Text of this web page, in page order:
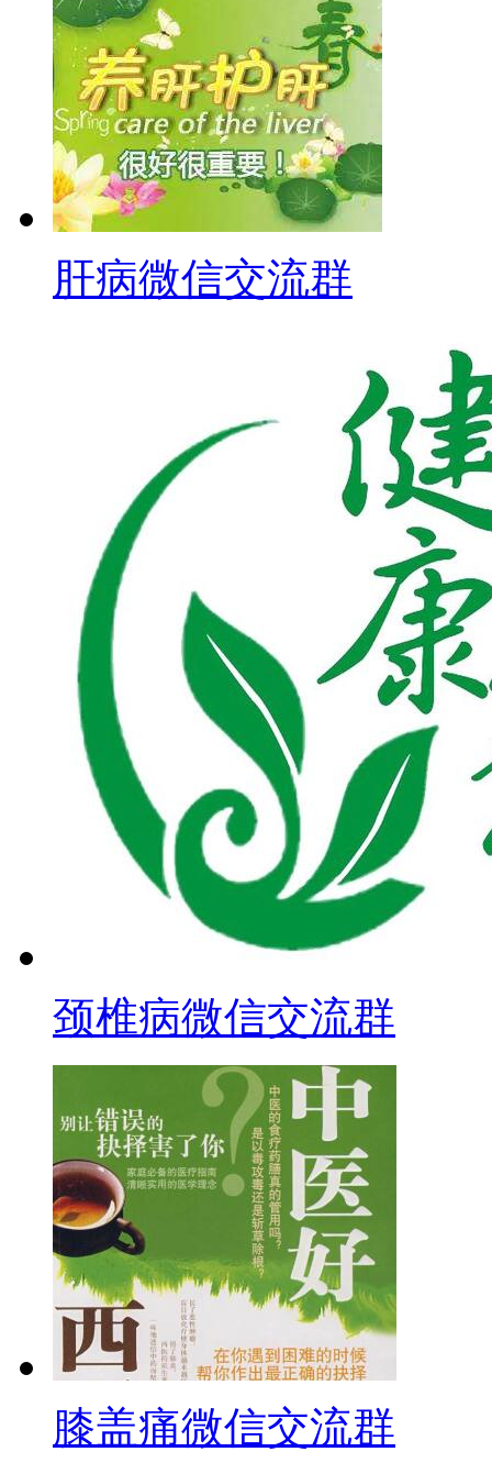
肝病微信交流群
颈椎病微信交流群
膝盖痛微信交流群